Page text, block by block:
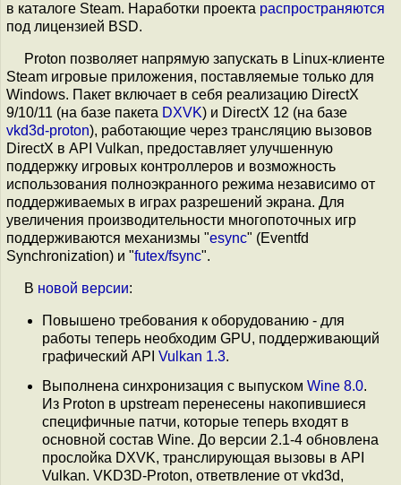
в каталоге Steam. Наработки проекта распространяются
под лицензией BSD.
Proton позволяет напрямую запускать в Linux-клиенте
Steam игровые приложения, поставляемые только для
Windows. Пакет включает в себя реализацию DirectX
9/10/11 (на базе пакета DXVK) и DirectX 12 (на базе
vkd3d-proton), работающие через трансляцию вызовов
DirectX в API Vulkan, предоставляет улучшенную
поддержку игровых контроллеров и возможность
использования полноэкранного режима независимо от
поддерживаемых в играх разрешений экрана. Для
увеличения производительности многопоточных игр
поддерживаются механизмы "esync" (Eventfd
Synchronization) и "futex/fsync".
В новой версии:
Повышено требования к оборудованию - для
работы теперь необходим GPU, поддерживающий
графический API Vulkan 1.3.
Выполнена синхронизация с выпуском Wine 8.0.
Из Proton в upstream перенесены накопившиеся
специфичные патчи, которые теперь входят в
основной состав Wine. До версии 2.1-4 обновлена
прослойка DXVK, транслирующая вызовы в API
Vulkan. VKD3D-Proton, ответвление от vkd3d,